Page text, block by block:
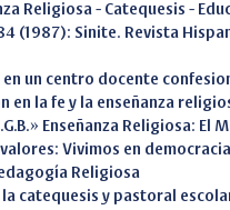
Religiosa - Catequesis -
(1987): Sinite. Revista
un centro docente
en la fe y la enseñanza
Enseñanza Religiosa: El
Vivimos en democracia
Religiosa
catequesis y pastoral